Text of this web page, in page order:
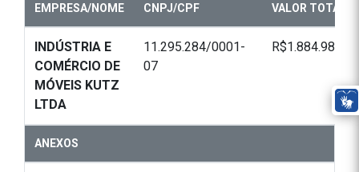
EMPRESA/NOME CNPJ/CPF VALOR TOTAL
INDÚSTRIA E
COMÉRCIO DE
MÓVEIS KUTZ
LTDA
11.295.284/0001-
07
R$1.884.985,00
ANEXOS